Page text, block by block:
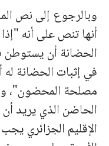
أنها تنص على أنه
الحضانة أن يستوطن
في إثبات الحضانة له
مصلحة المحضون"،
الحاضن الذي يريد
الإقليم الجزائري